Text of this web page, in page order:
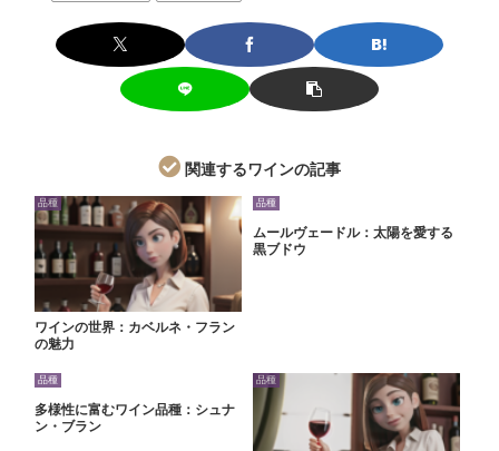
関連するワインの記事
品種
ワインの世界：カベルネ・フラン
の魅力
品種
ムールヴェードル：太陽を愛する
黒ブドウ
品種
多様性に富むワイン品種：シュナ
ン・ブラン
品種